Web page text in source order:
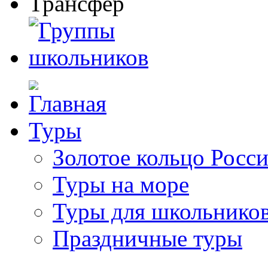
Туры
Золотое кольцо
Туры на море
Туры для
Праздничные туры